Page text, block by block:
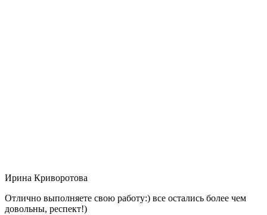
Ирина Криворотова
Отлично выполняете свою работу:) все остались более чем
довольны, респект!)